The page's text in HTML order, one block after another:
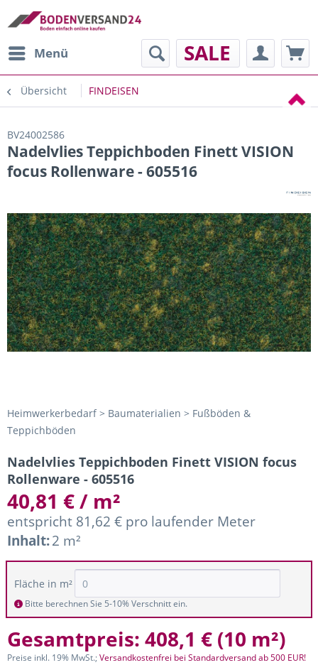
Menü SALE
Übersicht FINDEISEN
BV24002586
Nadelvlies Teppichboden Finett VISION
focus Rollenware - 605516
Heimwerkerbedarf > Baumaterialien > Fußböden &
Teppichböden
Nadelvlies Teppichboden Finett VISION focus
Rollenware - 605516
40,81 € / m²
entspricht 81,62 € pro laufender Meter
Inhalt:2 m²
Fläche in m²
Bitte berechnen Sie 5-10% Verschnitt ein.
Gesamtpreis: 408,1 € (10 m²)
Preise inkl. 19% MwSt.;Versandkostenfrei bei Standardversand ab 500 EUR!